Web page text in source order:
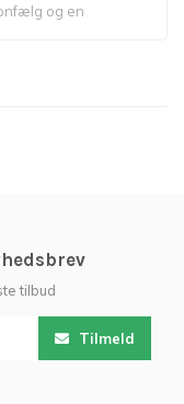
og en
tilbud
Tilmeld